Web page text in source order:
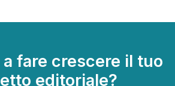
fare crescere il tuo
editoriale?